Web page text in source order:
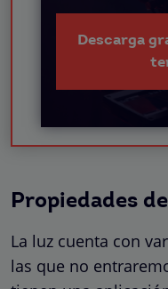
Descarga
Propiedades
La luz cuenta con
las que no